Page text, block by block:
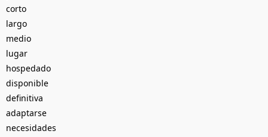
corto
largo
medio
lugar
hospedado
disponible
definitiva
adaptarse
necesidades